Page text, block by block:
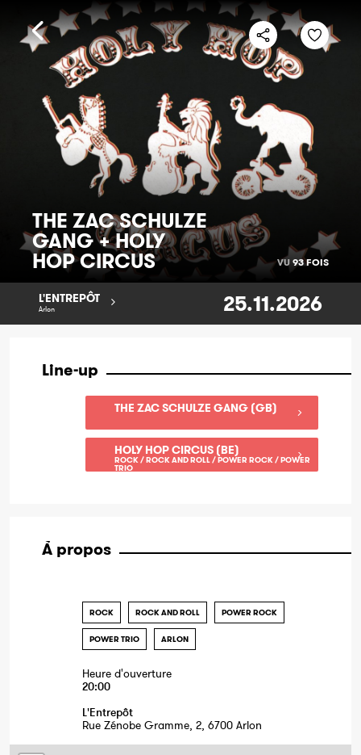
THE ZAC SCHULZE
GANG + HOLY
HOP CIRCUS VU 93 FOIS
L'ENTREPÔT
Arlon 25.11.2026
Line-up
THE ZAC SCHULZE GANG (GB)
HOLY HOP CIRCUS (BE)
ROCK / ROCK AND ROLL / POWER ROCK / POWER
TRIO
À propos
ROCK ROCK AND ROLL POWER ROCK
POWER TRIO ARLON
Heure d'ouverture
20:00
L'Entrepôt
Rue Zénobe Gramme, 2, 6700 Arlon